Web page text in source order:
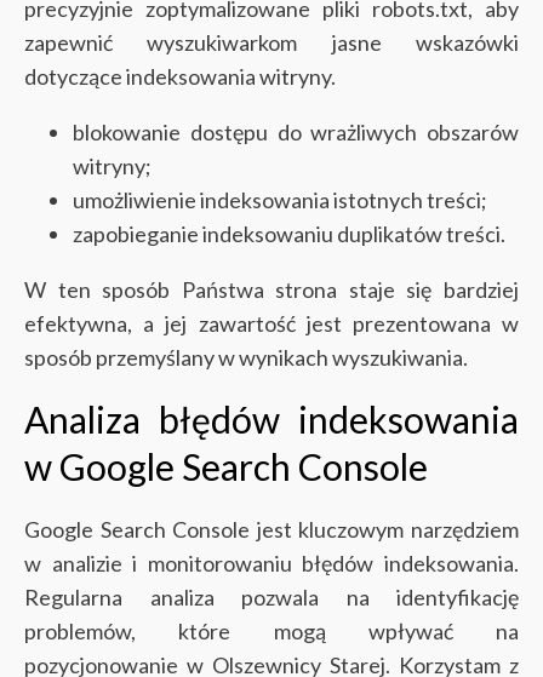
precyzyjnie zoptymalizowane pliki robots.txt, aby
zapewnić wyszukiwarkom jasne wskazówki
dotyczące indeksowania witryny.
blokowanie dostępu do wrażliwych obszarów
witryny;
umożliwienie indeksowania istotnych treści;
zapobieganie indeksowaniu duplikatów treści.
W ten sposób Państwa strona staje się bardziej
efektywna, a jej zawartość jest prezentowana w
sposób przemyślany w wynikach wyszukiwania.
Analiza błędów indeksowania
w Google Search Console
Google Search Console jest kluczowym narzędziem
w analizie i monitorowaniu błędów indeksowania.
Regularna analiza pozwala na identyfikację
problemów, które mogą wpływać na
pozycjonowanie w Olszewnicy Starej. Korzystam z